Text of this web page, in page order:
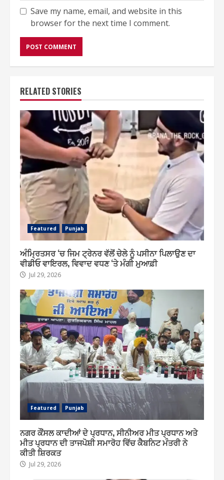
Save my name, email, and website in this
browser for the next time I comment.
RELATED STORIES
Featured Punjab
ਅੰਮ੍ਰਿਤਸਰ ‘ਚ ਜਿਮ ਟ੍ਰੇਨਰ ਵੱਲੋਂ ਚੇਲੇ ਨੂੰ ਪਸੀਨਾ ਪਿਲਾਉਣ ਦਾ
ਵੀਡੀਓ ਵਾਇਰਲ, ਵਿਵਾਦ ਵਧਣ ‘ਤੇ ਮੰਗੀ ਮੁਆਫ਼ੀ
Jul 29, 2026
Featured Punjab
ਨਗਰ ਕੌਂਸਲ ਕਾਦੀਆਂ ਦੇ ਪ੍ਰਧਾਨ, ਸੀਨੀਅਰ ਮੀਤ ਪ੍ਰਧਾਨ ਅਤੇ
ਮੀਤ ਪ੍ਰਧਾਨ ਦੀ ਤਾਜਪੋਸ਼ੀ ਸਮਾਰੋਹ ਵਿੱਚ ਕੈਬਨਿਟ ਮੰਤਰੀ ਨੇ
ਕੀਤੀ ਸ਼ਿਰਕਤ
Jul 29, 2026